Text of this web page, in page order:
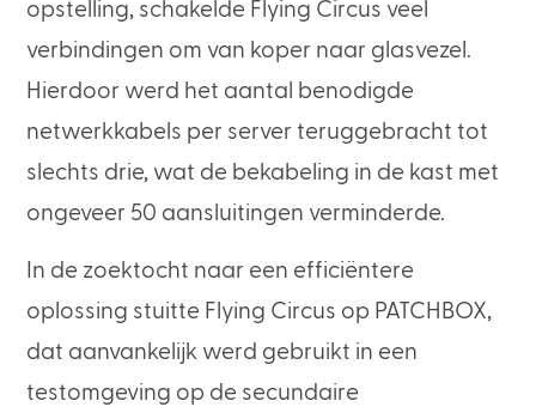
opstelling, schakelde Flying Circus veel
verbindingen om van koper naar glasvezel.
Hierdoor werd het aantal benodigde
netwerkkabels per server teruggebracht tot
slechts drie, wat de bekabeling in de kast met
ongeveer 50 aansluitingen verminderde.
In de zoektocht naar een efficiëntere
oplossing stuitte Flying Circus op PATCHBOX,
dat aanvankelijk werd gebruikt in een
testomgeving op de secundaire